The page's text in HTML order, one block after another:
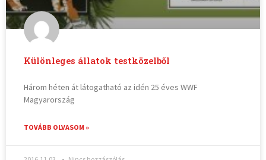
Különleges állatok testközelből
Három héten át látogatható az idén 25 éves WWF
Magyarország
TOVÁBB OLVASOM »